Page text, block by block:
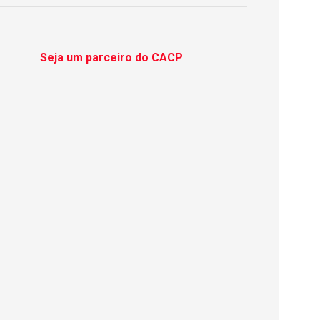
Seja um parceiro do CACP